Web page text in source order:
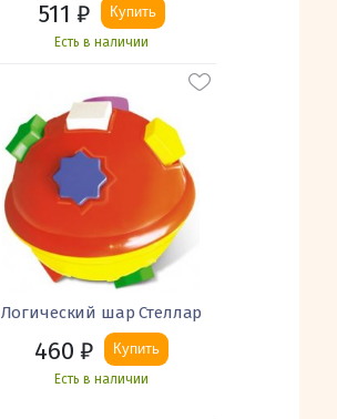
511 ₽ Купить
Есть в наличии
Логический шар Стеллар
460 ₽ Купить
Есть в наличии